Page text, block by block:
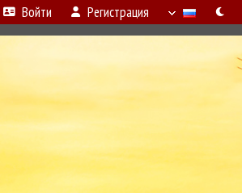
Войти Регистрация